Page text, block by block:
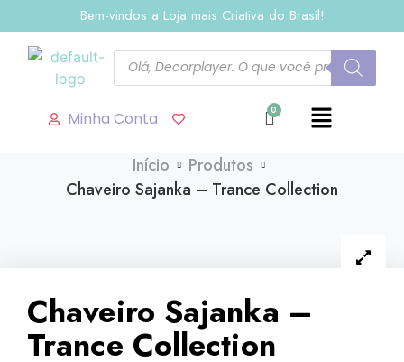
Bem-vindos a Loja mais Criativa do Brasil!
Minha Conta
Início
Produtos
Chaveiro Sajanka – Trance Collection
Chaveiro Sajanka –
Trance Collection